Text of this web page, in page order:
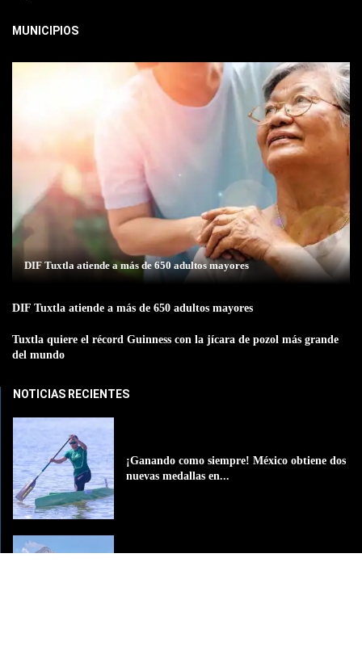
MUNICIPIOS
DIF Tuxtla atiende a más de 650 adultos mayores
DIF Tuxtla atiende a más de 650 adultos mayores
Tuxtla quiere el récord Guinness con la jícara de pozol más grande
del mundo
NOTICIAS RECIENTES
¡Ganando como siempre! México obtiene dos
nuevas medallas en...